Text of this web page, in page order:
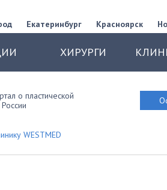
Екатеринбург Красноярск
ХИРУРГИ
о пластической
WESTMED